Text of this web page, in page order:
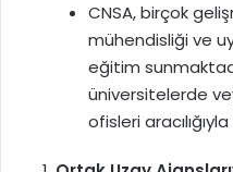
CNSA, birçok
mühendisliği ve
eğitim
üniversitelerde
ofisleri